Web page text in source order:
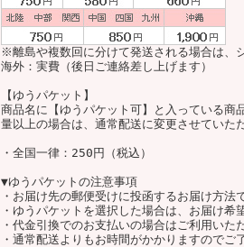
※離島や複数回に分けて発送される場合は、
海外：実費（後日ご連絡差し上げます）
【ゆうパケット】
商品名に【ゆうパケット可】と入っている商
量以上の場合は、通常配送に変更させていた
・全国一律：250円（税込）
▼ゆうパケットの注意事項
・お届け先の郵便受けに投函するお届け方法
・ゆうパケットを選択した場合は、お届け希
・代金引換でのお支払いの場合はご利用いた
・通常配送よりもお時間がかかりますのでご